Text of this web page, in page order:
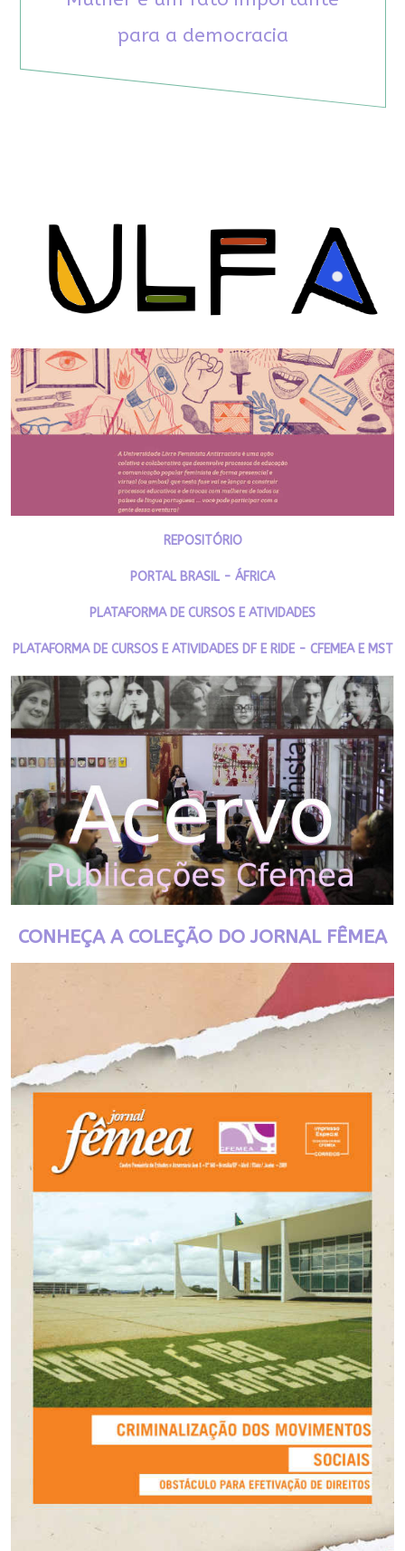
para a democracia
REPOSITÓRIO
PORTAL BRASIL - ÁFRICA
PLATAFORMA DE CURSOS E ATIVIDADES
PLATAFORMA DE CURSOS E ATIVIDADES DF E RIDE - CFEMEA E MST
CONHEÇA A COLEÇÃO DO JORNAL FÊMEA